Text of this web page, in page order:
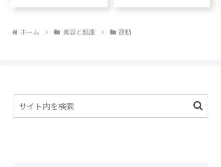
は買えず・・・😢...
ない困った・・・一日中、
ばかり食べる腰が痛くて台
ホーム 美容と健康 運動